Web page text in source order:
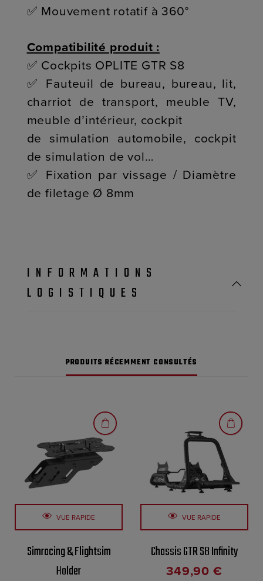
✅ Mouvement rotatif à 360°
Compatibilité produit :
✅ Cockpits OPLITE GTR S8
✅ Fauteuil de bureau, bureau, lit,
charriot de transport, meuble TV,
meuble d’intérieur, cockpit
de simulation automobile, cockpit
de simulation de vol…
✅ Fixation par vissage / Diamètre
de filetage Ø 8mm
INFORMATIONS
LOGISTIQUES
PRODUITS RÉCEMMENT CONSULTÉS
VUE RAPIDE
Simracing & Flightsim
Holder
VUE RAPIDE
Chassis GTR S8 Infinity
349,90 €